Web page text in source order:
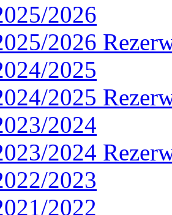
2026
2026
2025
2025
2024
2024
2023
2022